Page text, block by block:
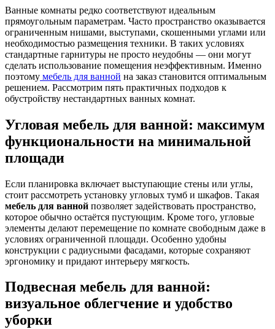
Ванные комнаты редко соответствуют идеальным
прямоугольным параметрам. Часто пространство оказывается
ограниченным нишами, выступами, скошенными углами или
необходимостью размещения техники. В таких условиях
стандартные гарнитуры не просто неудобны — они могут
сделать использование помещения неэффективным. Именно
поэтому мебель для ванной на заказ становится оптимальным
решением. Рассмотрим пять практичных подходов к
обустройству нестандартных ванных комнат.
Угловая мебель для ванной: максимум
функциональности на минимальной
площади
Если планировка включает выступающие стены или углы,
стоит рассмотреть установку угловых тумб и шкафов. Такая
мебель для ванной позволяет задействовать пространство,
которое обычно остаётся пустующим. Кроме того, угловые
элементы делают перемещение по комнате свободным даже в
условиях ограниченной площади. Особенно удобны
конструкции с радиусными фасадами, которые сохраняют
эргономику и придают интерьеру мягкость.
Подвесная мебель для ванной:
визуальное облегчение и удобство
уборки